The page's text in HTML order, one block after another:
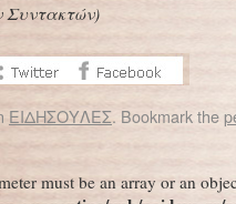
Συντακτών)
ΕΙΔΗΣΟΥΛΕΣ. Bookmark the
must be an array or an